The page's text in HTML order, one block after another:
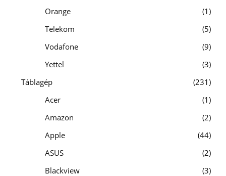
Orange
1
Telekom
5
Vodafone
9
Yettel
3
Táblagép
231
Acer
1
Amazon
2
Apple
44
ASUS
2
Blackview
3